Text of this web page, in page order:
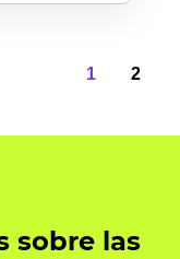
1 2
sobre las